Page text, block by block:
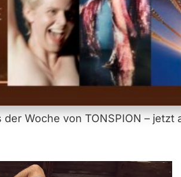
der Woche von TONSPION –